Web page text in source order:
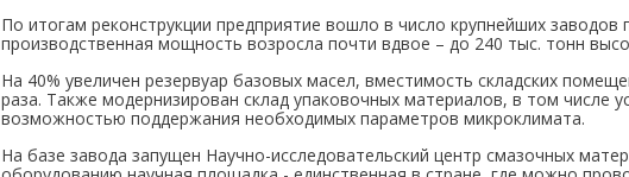
По итогам реконструкции предприятие вошло в число крупнейших заводов
производственная мощность возросла почти вдвое – до 240 тыс. тонн
На 40% увеличен резервуар базовых масел, вместимость складских
раза. Также модернизирован склад упаковочных материалов, в том числе
возможностью поддержания необходимых параметров микроклимата.
На базе завода запущен Научно-исследовательский центр смазочных